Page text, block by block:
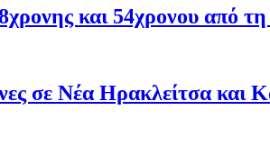
και 54χρονου από
σε Νέα Ηρακλείτσα και